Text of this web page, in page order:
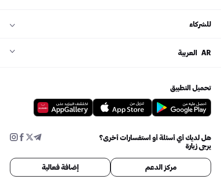
للشركاء
AR العربية
تحميل التطبيق
هل لديك أي أسئلة أو استفسارات أخرى؟
يرجى زيارة
مركز الدعم إضافة فعالية